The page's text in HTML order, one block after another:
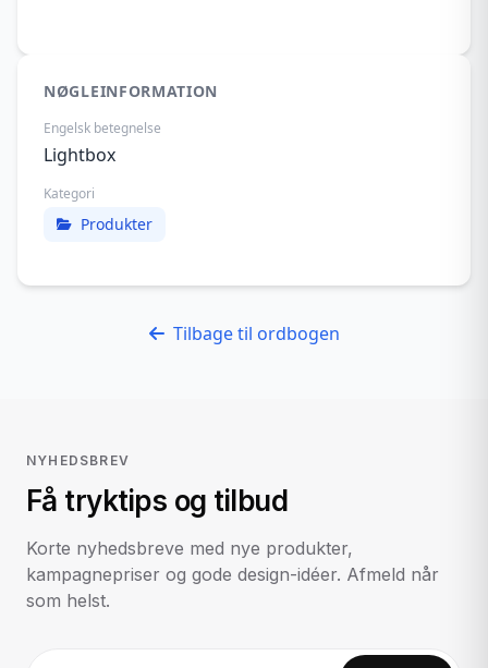
NØGLEINFORMATION
Engelsk betegnelse
Lightbox
Kategori
Produkter
Tilbage til ordbogen
NYHEDSBREV
Få tryktips og tilbud
Korte nyhedsbreve med nye produkter,
kampagnepriser og gode design-idéer. Afmeld når
som helst.